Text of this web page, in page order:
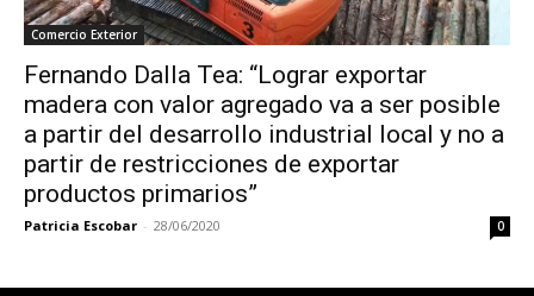
Comercio Exterior
Fernando Dalla Tea: “Lograr exportar
madera con valor agregado va a ser posible
a partir del desarrollo industrial local y no a
partir de restricciones de exportar
productos primarios”
Patricia Escobar - 28/06/2020 0